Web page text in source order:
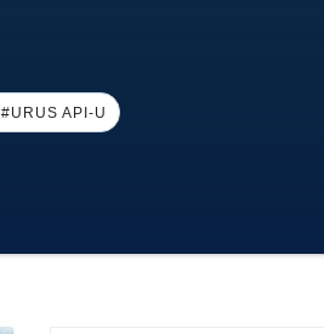
#URUS API-U